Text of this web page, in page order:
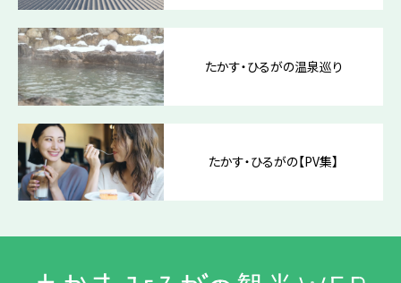
たかす・ひるがの温泉巡り
たかす・ひるがの【PV集】